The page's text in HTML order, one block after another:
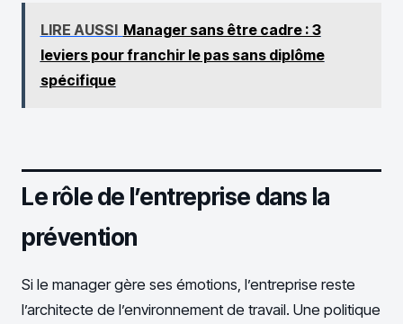
LIRE AUSSI Manager sans être cadre : 3
leviers pour franchir le pas sans diplôme
spécifique
Le rôle de l’entreprise dans la
prévention
Si le manager gère ses émotions, l’entreprise reste
l’architecte de l’environnement de travail. Une politique